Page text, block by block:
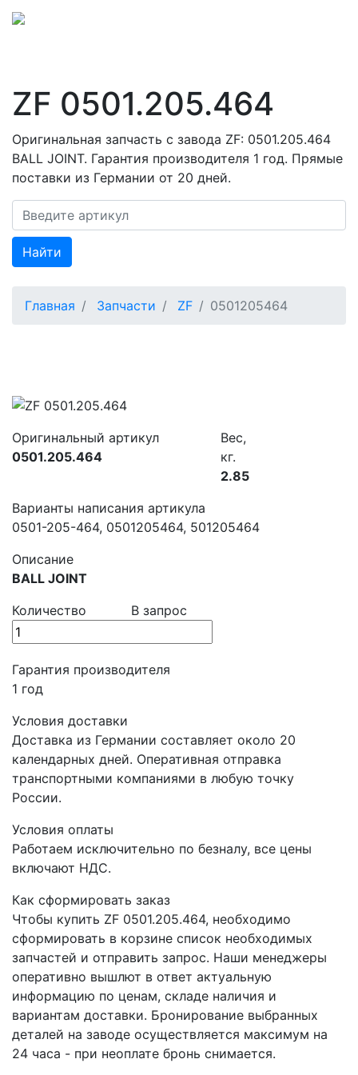
ZF 0501.205.464
Оригинальная запчасть с завода ZF: 0501.205.464
BALL JOINT. Гарантия производителя 1 год. Прямые
поставки из Германии от 20 дней.
Найти
Главная Запчасти ZF 0501205464
Оригинальный артикул
0501.205.464
Вес,
кг.
2.85
Варианты написания артикула
0501-205-464, 0501205464, 501205464
Описание
BALL JOINT
Количество
В запрос
Гарантия производителя
1 год
Условия доставки
Доставка из Германии составляет около 20
календарных дней. Оперативная отправка
транспортными компаниями в любую точку
России.
Условия оплаты
Работаем исключительно по безналу, все цены
включают НДС.
Как сформировать заказ
Чтобы купить ZF 0501.205.464, необходимо
сформировать в корзине список необходимых
запчастей и отправить запрос. Наши менеджеры
оперативно вышлют в ответ актуальную
информацию по ценам, складе наличия и
вариантам доставки. Бронирование выбранных
деталей на заводе осуществляется максимум на
24 часа - при неоплате бронь снимается.